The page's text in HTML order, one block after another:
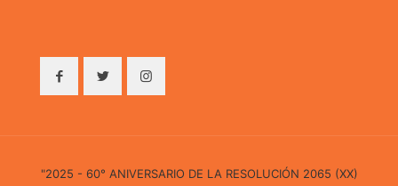
"2025 - 60° ANIVERSARIO DE LA RESOLUCIÓN 2065 (XX)